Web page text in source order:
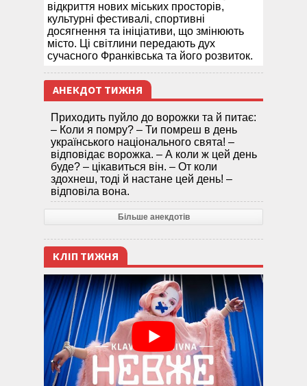
відкриття нових міських просторів,
культурні фестивалі, спортивні
досягнення та ініціативи, що змінюють
місто. Ці світлини передають дух
сучасного Франківська та його розвиток.
АНЕКДОТ ТИЖНЯ
Приходить пуйло до ворожки та й питає:
– Коли я помру? – Ти помреш в день
українського національного свята! –
відповідає ворожка. – А коли ж цей день
буде? – цікавиться він. – От коли
здохнеш, тоді й настане цей день! –
відповіла вона.
Більше анекдотів
КЛІП ТИЖНЯ